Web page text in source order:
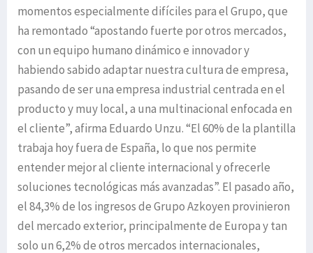
momentos especialmente difíciles para el Grupo, que
ha remontado “apostando fuerte por otros mercados,
con un equipo humano dinámico e innovador y
habiendo sabido adaptar nuestra cultura de empresa,
pasando de ser una empresa industrial centrada en el
producto y muy local, a una multinacional enfocada en
el cliente”, afirma Eduardo Unzu. “El 60% de la plantilla
trabaja hoy fuera de España, lo que nos permite
entender mejor al cliente internacional y ofrecerle
soluciones tecnológicas más avanzadas”. El pasado año,
el 84,3% de los ingresos de Grupo Azkoyen provinieron
del mercado exterior, principalmente de Europa y tan
solo un 6,2% de otros mercados internacionales,